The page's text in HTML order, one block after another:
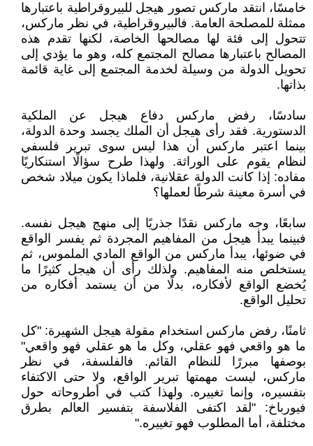
خامسًا، انتقد ماركس تصور هيجل للبيروقراطية باعتبارها
ممثلة للمصلحة العامة. فالبيروقراطية، في نظر ماركس،
تتحول إلى فئة لها مصالحها الخاصة، لكنها تقدم هذه
المصالح باعتبارها مصالح المجتمع كله، وهو ما يؤدي إلى
تحويل الدولة من وسيلة لخدمة المجتمع إلى غاية قائمة
بذاتها.
سادسًا، رفض ماركس دفاع هيجل عن الملكية
الدستورية. فقد رأى هيجل أن الملك يجسد وحدة الدولة،
بينما اعتبر ماركس أن هذا ليس سوى تبرير فلسفي
لنظام يقوم على الوراثة. ولهذا طرح سؤالًا استنكاريًا
مفاده: إذا كانت الدولة عقلانية، فلماذا يكون ميلاد شخص
في أسرة معينة شرطًا لعملها؟
سابعًا، وجه ماركس نقدًا جذريًا إلى منهج هيجل نفسه.
فبينما يبدأ هيجل من المفاهيم المجردة ثم يفسر الواقع
في ضوئها، يبدأ ماركس من الواقع المادي الملموس، ثم
يستخلص منه المفاهيم. ولذلك رأى أن هيجل كثيرًا ما
يُخضع الواقع لأفكاره، بدلًا من أن يستمد أفكاره من
تحليل الواقع.
ثامنًا، رفض ماركس استخدام مقولة هيجل الشهيرة: "كل
ما هو واقعي فهو عقلي، وكل ما هو عقلي فهو واقعي"
بوصفها مبررًا للنظام القائم. فالفلسفة، في نظر
ماركس، ليست مهمتها تبرير الواقع، ولا حتى الاكتفاء
بتفسيره، وإنما تغييره. ولهذا كتب في أطروحاته حول
فيورباخ: "لقد اكتفى الفلاسفة بتفسير العالم بطرق
مختلفة، أما المطلوب فهو تغييره."